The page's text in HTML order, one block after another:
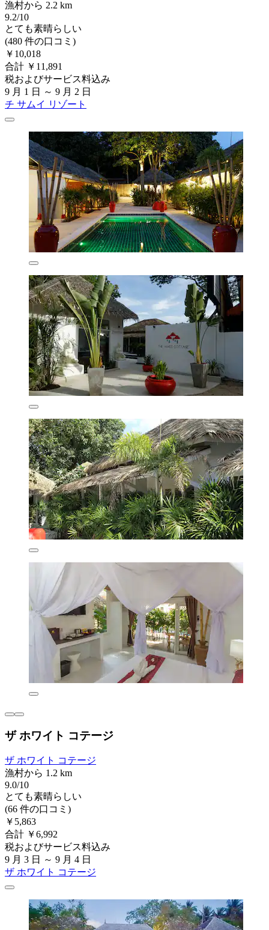
漁村から 2.2 km
9.2/10
とても素晴らしい
(480 件の口コミ)
￥10,018
合計 ￥11,891
税およびサービス料込み
9 月 1 日 ～ 9 月 2 日
チ サムイ リゾート
ザ ホワイト コテージ
ザ ホワイト コテージ
漁村から 1.2 km
9.0/10
とても素晴らしい
(66 件の口コミ)
￥5,863
合計 ￥6,992
税およびサービス料込み
9 月 3 日 ～ 9 月 4 日
ザ ホワイト コテージ